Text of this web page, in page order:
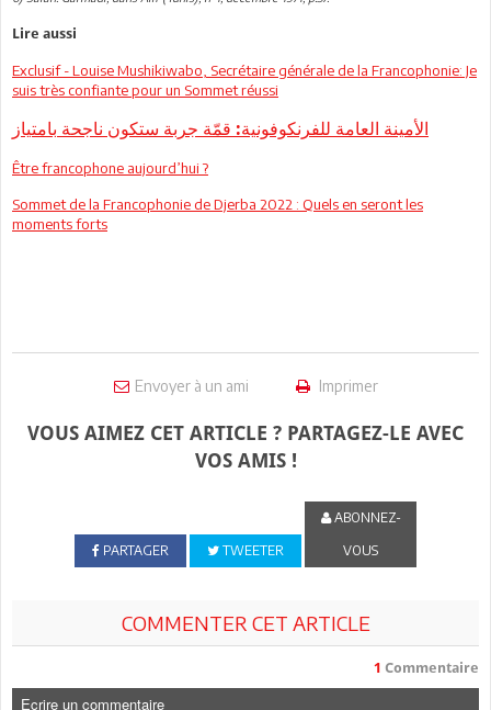
Lire aussi
Exclusif - Louise Mushikiwabo, Secrétaire générale de la Francophonie: Je
suis très confiante pour un Sommet réussi
الأمينة العامة للفرنكوفونية: قمّة جربة ستكون ناجحة بامتياز
Être francophone aujourd’hui ?
Sommet de la Francophonie de Djerba 2022 : Quels en seront les
moments forts
Envoyer à un ami Imprimer
VOUS AIMEZ CET ARTICLE ? PARTAGEZ-LE AVEC
VOS AMIS !
PARTAGER TWEETER
ABONNEZ-
VOUS
COMMENTER CET ARTICLE
1 Commentaire
Ecrire un commentaire